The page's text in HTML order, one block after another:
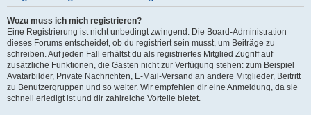
Wozu muss ich mich registrieren?
Eine Registrierung ist nicht unbedingt zwingend. Die Board-Administration
dieses Forums entscheidet, ob du registriert sein musst, um Beiträge zu
schreiben. Auf jeden Fall erhältst du als registriertes Mitglied Zugriff auf
zusätzliche Funktionen, die Gästen nicht zur Verfügung stehen: zum Beispiel
Avatarbilder, Private Nachrichten, E-Mail-Versand an andere Mitglieder, Beitritt
zu Benutzergruppen und so weiter. Wir empfehlen dir eine Anmeldung, da sie
schnell erledigt ist und dir zahlreiche Vorteile bietet.